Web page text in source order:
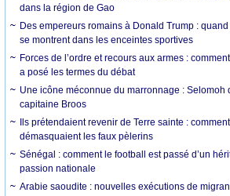
dans la région de Gao
Des empereurs romains à Donald Trump :
se montrent dans les enceintes sportives
Forces de l’ordre et recours aux armes :
a posé les termes du débat
Une icône méconnue du marronnage : Selomoh
capitaine Broos
Ils prétendaient revenir de Terre sainte :
démasquaient les faux pèlerins
Sénégal : comment le football est passé d’un
passion nationale
Arabie saoudite : nouvelles exécutions de